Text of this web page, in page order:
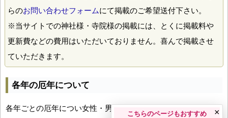
らのお問い合わせフォームにて掲載のご希望送付下さい。
※当サイトでの神社様・寺院様の掲載には、とくに掲載料や
更新費などの費用はいただいておりません。喜んで掲載させ
ていただきます。
各年の厄年について
各年ごとの厄年につい女性・男性の年齢早見表とともにお伝え
こちらのページもおすすめ ×